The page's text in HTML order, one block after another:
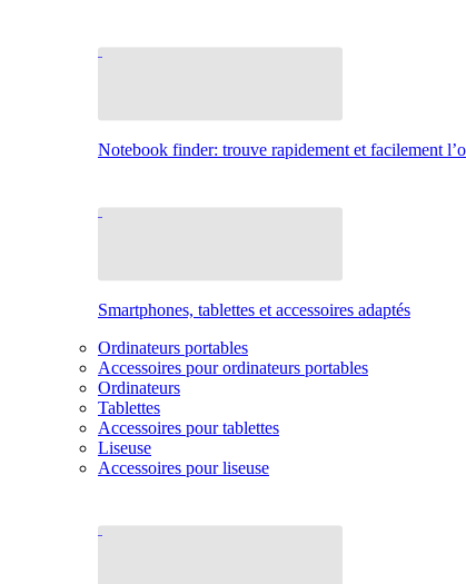
Notebook finder: trouve rapidement et facilement
Smartphones, tablettes et accessoires adaptés
Ordinateurs portables
Accessoires pour ordinateurs portables
Ordinateurs
Tablettes
Accessoires pour tablettes
Liseuse
Accessoires pour liseuse